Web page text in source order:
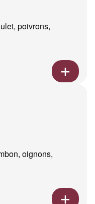
poivrons,
oignons,